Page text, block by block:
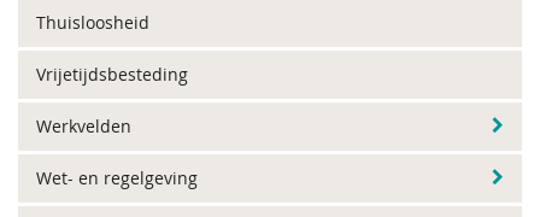
Thuisloosheid
Vrijetijdsbesteding
Werkvelden
Wet- en regelgeving